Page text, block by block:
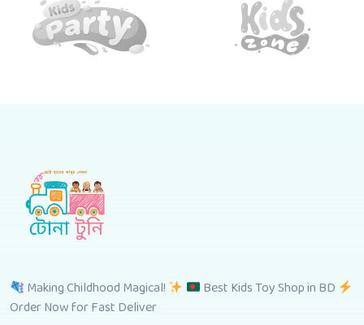
Making Childhood Magical!
Best Kids Toy Shop in BD
Order Now for Fast Deliver